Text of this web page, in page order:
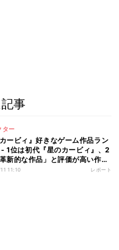
事
ター
カービィ』好きなゲーム作品ラン
- 1位は初代『星のカービィ』、2
新的な作品」と評価が高い作品
11:10 レポート